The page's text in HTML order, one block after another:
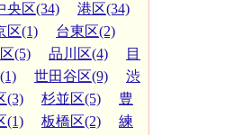
央区(34)
港区(34)
区(1)
台東区(2)
(5) 品川区(4)
目
世田谷区(9)
渋
(3) 杉並区(5)
豊
(1) 板橋区(2)
練